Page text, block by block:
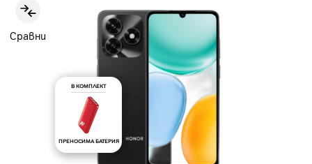
Сравни
Slide 1 of 10
В КОМПЛЕКТ
ПРЕНОСИМА БАТЕРИЯ